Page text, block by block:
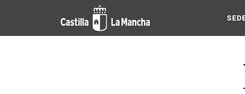
Pasar al contenido principal
Noticias de la región de